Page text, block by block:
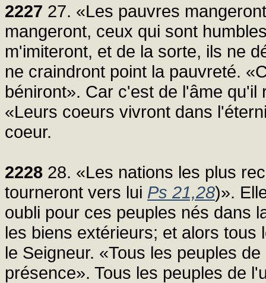
2227 27. «Les pauvres
mangeront, ceux qui sont
m'imiteront, et de la sorte, ils ne
ne craindront point la pauvreté.
béniront». Car c'est de l'âme
«Leurs coeurs vivront dans
coeur.
2228 28. «Les nations les plus
tourneront vers lui Ps 21,28)».
oubli pour ces peuples nés dans
les biens extérieurs; et alors
le Seigneur. «Tous les peuples
présence». Tous les peuples de